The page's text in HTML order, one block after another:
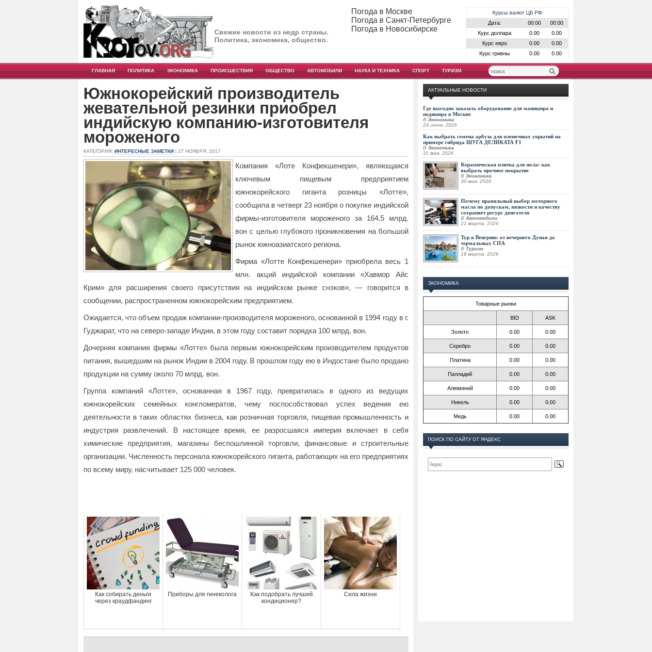
Свежие новости из недр страны.
Политика, экономика, общество.
Курсы валют ЦБ РФ
Дата:
00:00
00:00
Курс доллара
0.00
0.00
Курс евро
0.00
0.00
Курс гривны
0.00 0.00
Погода в Москве
Погода в Санкт-Петербурге
Погода в Новосибирске
ГЛАВНАЯ ПОЛИТИКА ЭКОНОМИКА ПРОИСШЕСТВИЯ ОБЩЕСТВО АВТОМОБИЛИ НАУКА И ТЕХНИКА СПОРТ ТУРИЗМ
Южнокорейский производитель
жевательной резинки приобрел
индийскую компанию-изготовителя
мороженого
КАТЕГОРИЯ: ИНТЕРЕСНЫЕ ЗАМЕТКИ | 27 НОЯБРЯ, 2017
Компания «Лоте Конфекшенери», являющаяся
ключевым пищевым предприятием
южнокорейского гиганта розницы «Лотте»,
сообщила в четверг 23 ноября о покупке индийской
фирмы-изготовителя мороженого за 164.5 млрд.
вон с целью глубокого проникновения на большой
рынок южноазиатского региона.
Фирма «Лотте Конфекшенери» приобрела весь 1
млн. акций индийской компании «Хавмор Айс
Крим» для расширения своего присутствия на индийском рынке снэков», — говорится в
сообщении, распространенном южнокорейским предприятием.
Ожидается, что объем продаж компании-производителя мороженого, основанной в 1994 году в г.
Гуджарат, что на северо-западе Индии, в этом году составит порядка 100 млрд. вон.
Дочерняя компания фирмы «Лотте» была первым южнокорейским производителем продуктов
питания, вышедшим на рынок Индии в 2004 году. В прошлом году ею в Индостане было продано
продукции на сумму около 70 млрд. вон.
Группа компаний «Лотте», основанная в 1967 году, превратилась в одного из ведущих
южнокорейских семейных конгломератов, чему поспособствовал успех ведения ею
деятельности в таких областях бизнеса, как розничная торговля, пищевая промышленность и
индустрия развлечений. В настоящее время, ее разросшаяся империя включает в себя
химические предприятия, магазины беспошлинной торговли, финансовые и строительные
организации. Численность персонала южнокорейского гиганта, работающих на его предприятиях
по всему миру, насчитывает 125 000 человек.
Как собирать деньги
через краудфандинг
Приборы для гинеколога
Как подобрать лучший
кондиционер?
Сила жизни
АКТУАЛЬНЫЕ НОВОСТИ
Где выгодно заказать оборудование для маникюра и
педикюра в Москве
В Экономика
24 июня, 2026
Как выбрать семена арбуза для пленочных укрытий на
примере гибрида ШУГА ДЕЛИКАТА F1
В Экономика
31 мая, 2026
Керамическая плитка для пола: как
выбрать прочное покрытие
В Экономика
30 мая, 2026
Почему правильный выбор моторного
масла по допускам, вязкости и качеству
сохраняет ресурс двигателя
В Автомобили
21 марта, 2026
Тур в Венгрию: от вечернего Дуная до
термальных СПА
В Туризм
18 марта, 2026
ЭКОНОМИКА
Товарные рынки
BID ASK
Золото 0.00 0.00
Серебро 0.00 0.00
Платина 0.00 0.00
Палладий 0.00 0.00
Алюминий 0.00 0.00
Никель 0.00 0.00
Медь 0.00 0.00
ПОИСК ПО САЙТУ ОТ ЯНДЕКС